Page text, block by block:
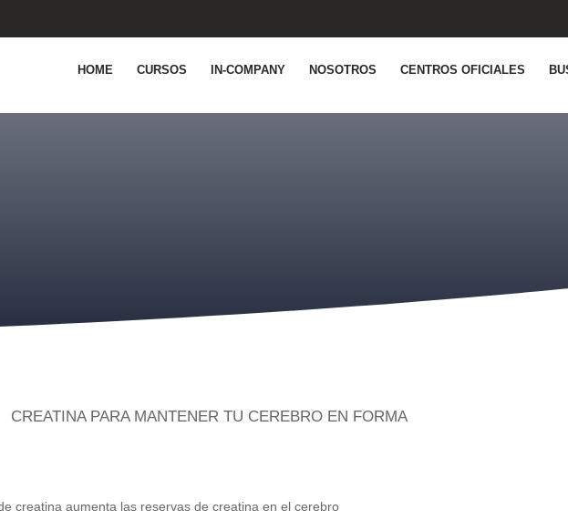
HOME CURSOS IN-COMPANY NOSOTROS CENTROS OFICIALES
CREATINA PARA MANTENER TU CEREBRO EN FORMA
creatina aumenta las reservas de creatina en el cerebro